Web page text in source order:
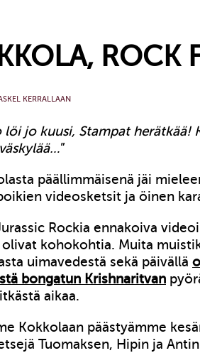
ROCK
KERRALLAAN
löi jo kuusi, Stampat herätkää!
”
päällimmäisenä jäi
videosketsit ja öinen
Rockia ennakoiva
olivat kohokohtia. Muita
uimavedestä sekä päivällä
bongatun Krishnaritvan
aikaa.
Kokkolaan päästyämme
Tuomaksen, Hipin ja